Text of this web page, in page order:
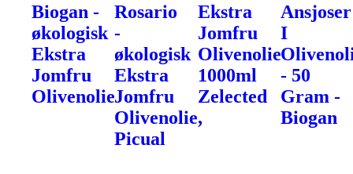
Biogan -
økologisk
Ekstra
Jomfru
Olivenolie
Rosario
-
økologisk
Ekstra
Jomfru
Olivenolie,
Picual
Ekstra
Jomfru
Olivenolie
1000ml
Zelected
Ansjoser
I
- 50
Gram -
Biogan